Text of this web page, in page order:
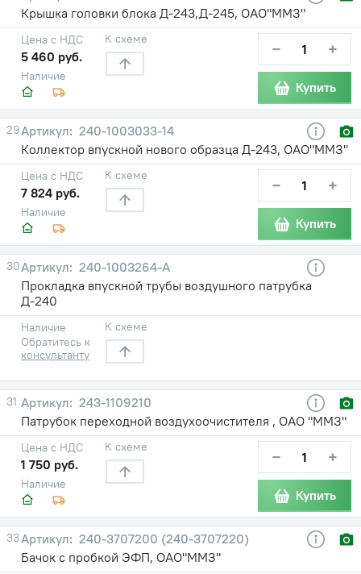
Крышка головки блока Д-243,Д-245, ОАО"ММЗ"
Наличие
Цена с НДС
5 460 руб.
К схеме − +
Купить
29
240-1003033-14
Коллектор впускной нового образца Д-243, ОАО"ММЗ"
Наличие
Цена с НДС
7 824 руб.
К схеме − +
Купить
30
240-1003264-А
Прокладка впускной трубы воздушного патрубка
Д-240
Наличие
Обратитесь к
консультанту
К схеме
31
243-1109210
Патрубок переходной воздухоочистителя , ОАО "ММЗ"
Наличие
Цена с НДС
1 750 руб.
К схеме − +
Купить
33
240-3707200 (240-3707220)
Бачок с пробкой ЭФП, ОАО"ММЗ"